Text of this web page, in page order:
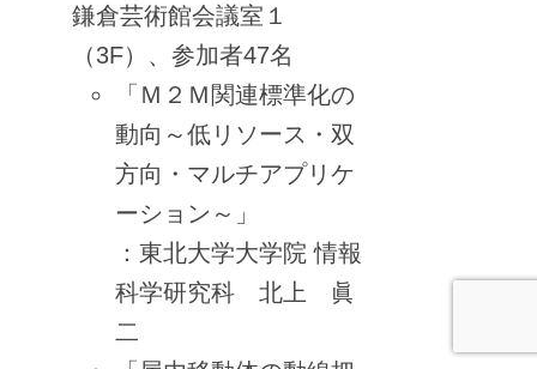
鎌倉芸術館会議室１
（3F）、参加者47名
「Ｍ２Ｍ関連標準化の
動向～低リソース・双
方向・マルチアプリケ
ーション～」
：東北大学大学院 情報
科学研究科 北上 眞
二